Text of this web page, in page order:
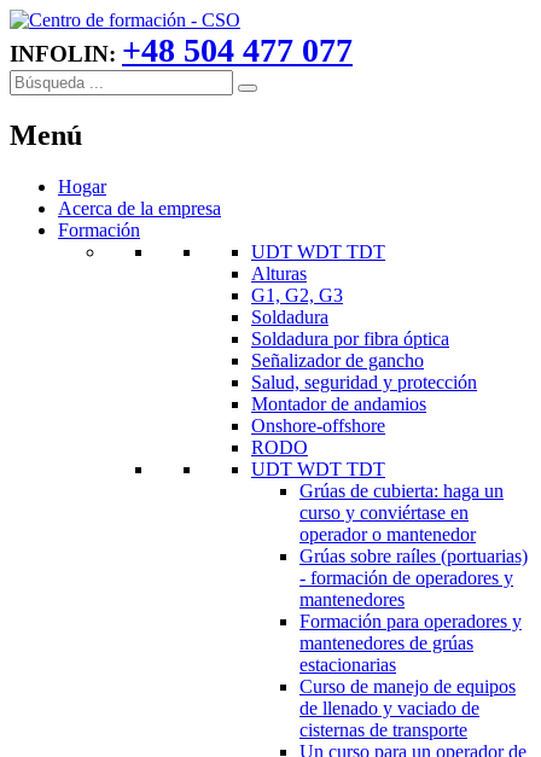
INFOLIN: +48 504 477 077
Menú
Hogar
Acerca de la empresa
Formación
UDT WDT TDT
Alturas
G1, G2, G3
Soldadura
Soldadura por fibra óptica
Señalizador de gancho
Salud, seguridad y protección
Montador de andamios
Onshore-offshore
RODO
UDT WDT TDT
Grúas de cubierta: haga un
curso y conviértase en
operador o mantenedor
Grúas sobre raíles (portuarias)
- formación de operadores y
mantenedores
Formación para operadores y
mantenedores de grúas
estacionarias
Curso de manejo de equipos
de llenado y vaciado de
cisternas de transporte
Un curso para un operador de